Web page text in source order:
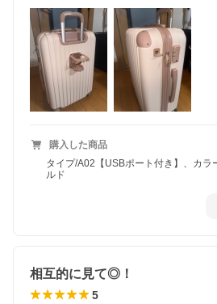
購入した商品
タイプ/A02【USBポート付き】、カラ
ルド
相互的に見て◎！
5